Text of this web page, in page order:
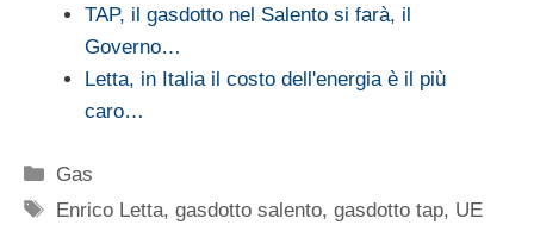
TAP, il gasdotto nel Salento si farà, il
Governo…
Letta, in Italia il costo dell'energia è il più
caro…
Categorie
Gas
Tag
Enrico Letta,gasdotto salento,gasdotto tap, UE